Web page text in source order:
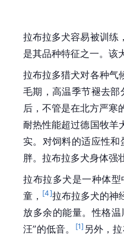
拉布拉多犬容易被训练
是其品种特征之一。该
拉布拉多猎犬对各种气
毛期，高温季节褪去
后，不管是在北方严
耐热性能超过德国牧羊
实。对饲料的适应性
胖。拉布拉多犬身体强
拉布拉多犬是一种体
童， [4]拉布拉多犬的神
放多余的能量。性格
汪”的低音。
[1] 另外，